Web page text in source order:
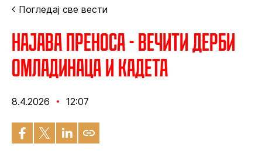
Погледај све вести
Најава преноса - Вечити дерби
омладинаца и кадета
8.4.2026 12:07